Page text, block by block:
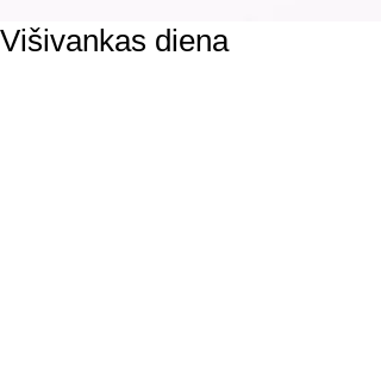
Višivankas diena